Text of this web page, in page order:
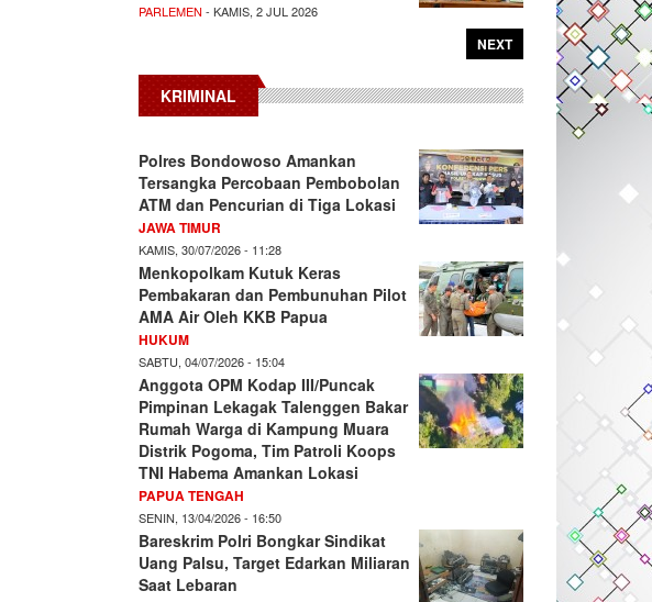
PARLEMEN - KAMIS, 2 JUL 2026
NEXT
KRIMINAL
Polres Bondowoso Amankan
Tersangka Percobaan Pembobolan
ATM dan Pencurian di Tiga Lokasi
JAWA TIMUR
KAMIS, 30/07/2026 - 11:28
Menkopolkam Kutuk Keras
Pembakaran dan Pembunuhan Pilot
AMA Air Oleh KKB Papua
HUKUM
SABTU, 04/07/2026 - 15:04
Anggota OPM Kodap III/Puncak
Pimpinan Lekagak Talenggen Bakar
Rumah Warga di Kampung Muara
Distrik Pogoma, Tim Patroli Koops
TNI Habema Amankan Lokasi
PAPUA TENGAH
SENIN, 13/04/2026 - 16:50
Bareskrim Polri Bongkar Sindikat
Uang Palsu, Target Edarkan Miliaran
Saat Lebaran